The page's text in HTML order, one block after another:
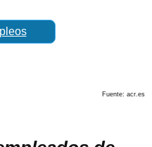
Fuente: acr.es